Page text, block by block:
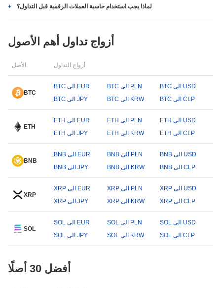
لماذا يجب استخدام حاسبة العملات الرقمية قبل التداول؟
أزواج تداول أهم الأصول
الأصل أزواج التداول
BTC
BTC الى EUR BTC الى PLN
BTC الى USD
BTC الى JPY
BTC الى KRW BTC الى CLP
ETH
ETH الى EUR ETH الى PLN
ETH الى USD
ETH الى JPY
ETH الى KRW ETH الى CLP
BNB
BNB الى EUR BNB الى PLN
BNB الى USD
BNB الى JPY
BNB الى KRW BNB الى CLP
XRP
XRP الى EUR XRP الى PLN
XRP الى USD
XRP الى JPY
XRP الى KRW XRP الى CLP
SOL
SOL الى EUR SOL الى PLN
SOL الى USD
SOL الى JPY
SOL الى KRW SOL الى CLP
أفضل 30 أصلًا